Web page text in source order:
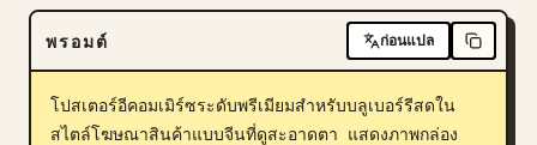
ดาวน์โหลด
บล็อก
พรอมต์ ก่อนแปล
โปสเตอร์อีคอมเมิร์ซระดับพรีเมียมสำหรับบลูเบอร์รีสดใน
สไตล์โฆษณาสินค้าแบบจีนที่ดูสะอาดตา แสดงภาพกล่อง